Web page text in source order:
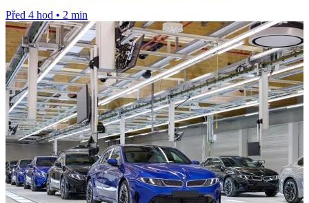
Před 4 hod • 2 min